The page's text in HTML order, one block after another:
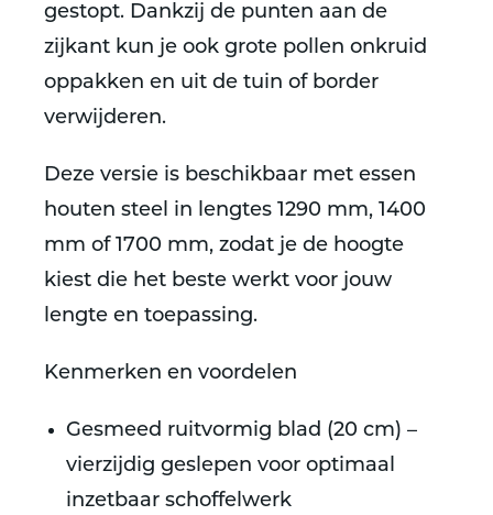
gestopt. Dankzij de punten aan de
zijkant kun je ook grote pollen onkruid
oppakken en uit de tuin of border
verwijderen.
Deze versie is beschikbaar met essen
houten steel in lengtes 1290 mm, 1400
mm of 1700 mm, zodat je de hoogte
kiest die het beste werkt voor jouw
lengte en toepassing.
Kenmerken en voordelen
Gesmeed ruitvormig blad (20 cm) –
vierzijdig geslepen voor optimaal
inzetbaar schoffelwerk